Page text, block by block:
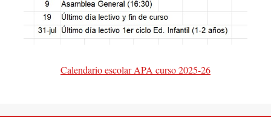
Calendario escolar APA curso 2025-26